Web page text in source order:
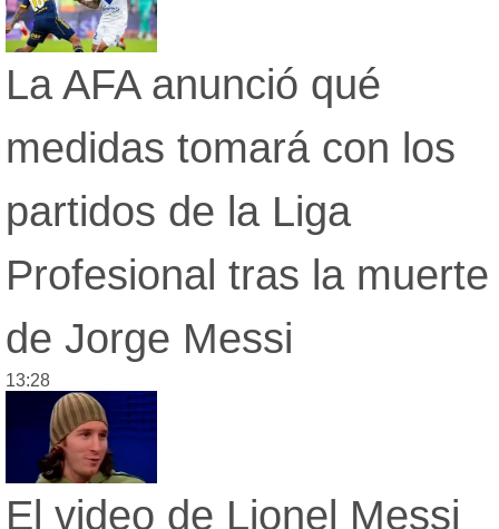
La AFA anunció qué
medidas tomará con los
partidos de la Liga
Profesional tras la muerte
de Jorge Messi
13:28
El video de Lionel Messi